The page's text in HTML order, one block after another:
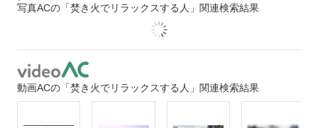
写真ACの「焚き火でリラックスする人」関連検索結果
動画ACの「焚き火でリラックスする人」関連検索結果